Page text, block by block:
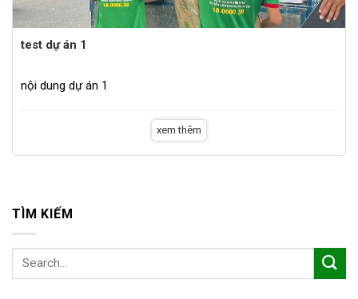
test dự án 1
nội dung dự án 1
xem thêm
TÌM KIẾM